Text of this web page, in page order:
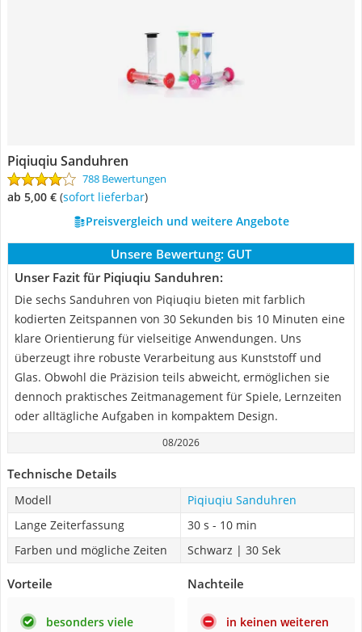
Piqiuqiu Sanduhren
788 Bewertungen
ab 5,00 € ( Sofort lieferbar)
Preisvergleich und weitere Angebote
Unsere Bewertung: GUT
Unser Fazit für Piqiuqiu Sanduhren:
Die sechs Sanduhren von Piqiuqiu bieten mit farblich
kodierten Zeitspannen von 30 Sekunden bis 10 Minuten eine
klare Orientierung für vielseitige Anwendungen. Uns
überzeugt ihre robuste Verarbeitung aus Kunststoff und
Glas. Obwohl die Präzision teils abweicht, ermöglichen sie
dennoch praktisches Zeitmanagement für Spiele, Lernzeiten
oder alltägliche Aufgaben in kompaktem Design.
08/2026
Technische Details
Modell
Piqiuqiu Sanduhren
Lange Zeiterfassung
30 s - 10 min
Farben und mögliche Zeiten
Schwarz | 30 Sek
Vorteile
besonders viele
Nachteile
in keinen weiteren